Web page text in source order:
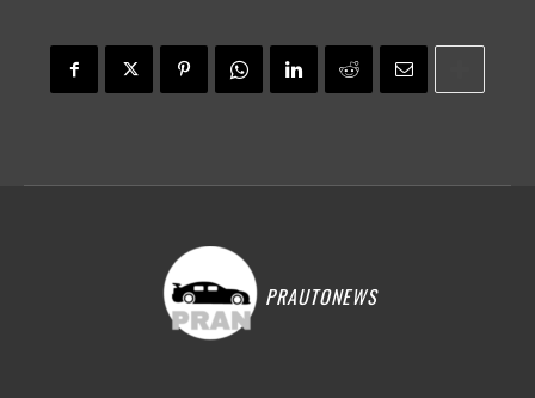
PRAUTONEWS